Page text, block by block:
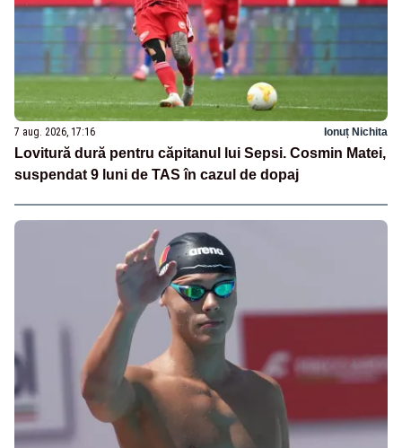
7 aug. 2026, 17:16 Ionuț Nichita
Lovitură dură pentru căpitanul lui Sepsi. Cosmin Matei,
suspendat 9 luni de TAS în cazul de dopaj